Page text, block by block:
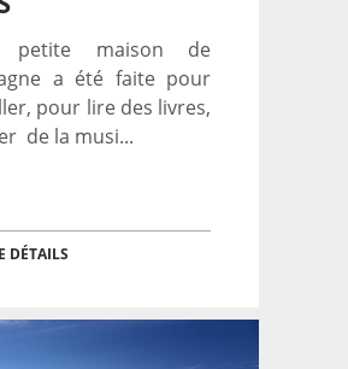
petite maison de
a été faite pour
pour lire des livres,
de la musi...
DÉTAILS